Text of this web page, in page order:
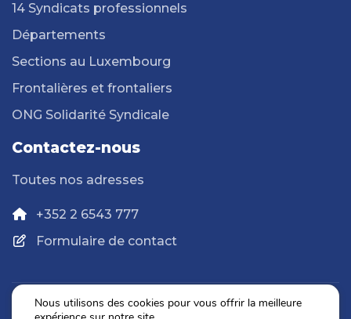
14 Syndicats professionnels
Départements
Sections au Luxembourg
Frontalières et frontaliers
ONG Solidarité Syndicale
Contactez-nous
Toutes nos adresses
+352 2 6543 777
Formulaire de contact
Nous utilisons des cookies pour vous offrir la meilleure